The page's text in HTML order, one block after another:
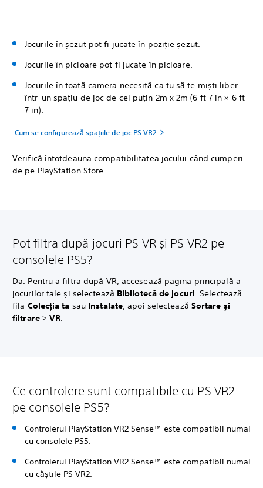
Jocurile în șezut pot fi jucate în poziție șezut.
Jocurile în picioare pot fi jucate în picioare.
Jocurile în toată camera necesită ca tu să te miști liber
într-un spațiu de joc de cel puțin 2m x 2m (6 ft 7 in × 6 ft
7 in).
Cum se configurează spațiile de joc PS VR2
Verifică întotdeauna compatibilitatea jocului când cumperi
de pe PlayStation Store.
Pot filtra după jocuri PS VR și PS VR2 pe
consolele PS5?
Da. Pentru a filtra după VR, accesează pagina principală a
jocurilor tale și selectează Bibliotecă de jocuri . Selectează
fila Colecția ta sau Instalate , apoi selectează Sortare și
filtrare>VR
Ce controlere sunt compatibile cu PS VR2
pe consolele PS5?
Controlerul PlayStation VR2 Sense™ este compatibil numai
cu consolele PS5.
Controlerul PlayStation VR2 Sense™ este compatibil numai
cu căștile PS VR2.